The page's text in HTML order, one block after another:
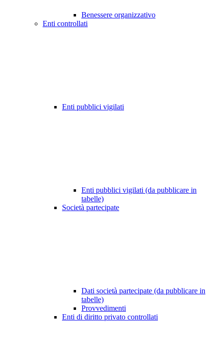
Benessere organizzativo
Enti controllati
Enti pubblici vigilati
Enti pubblici vigilati (da pubblicare in
tabelle)
Società partecipate
Dati società partecipate (da pubblicare in
tabelle)
Provvedimenti
Enti di diritto privato controllati